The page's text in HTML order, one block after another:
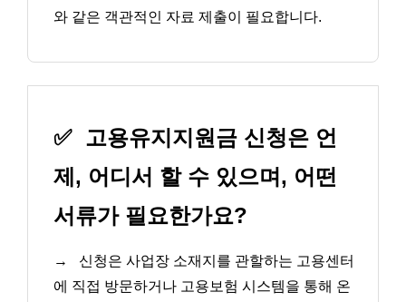
와 같은 객관적인 자료 제출이 필요합니다.
✅ 고용유지지원금 신청은 언
제, 어디서 할 수 있으며, 어떤
서류가 필요한가요?
→
신청은 사업장 소재지를 관할하는 고용센터
에 직접 방문하거나 고용보험 시스템을 통해 온